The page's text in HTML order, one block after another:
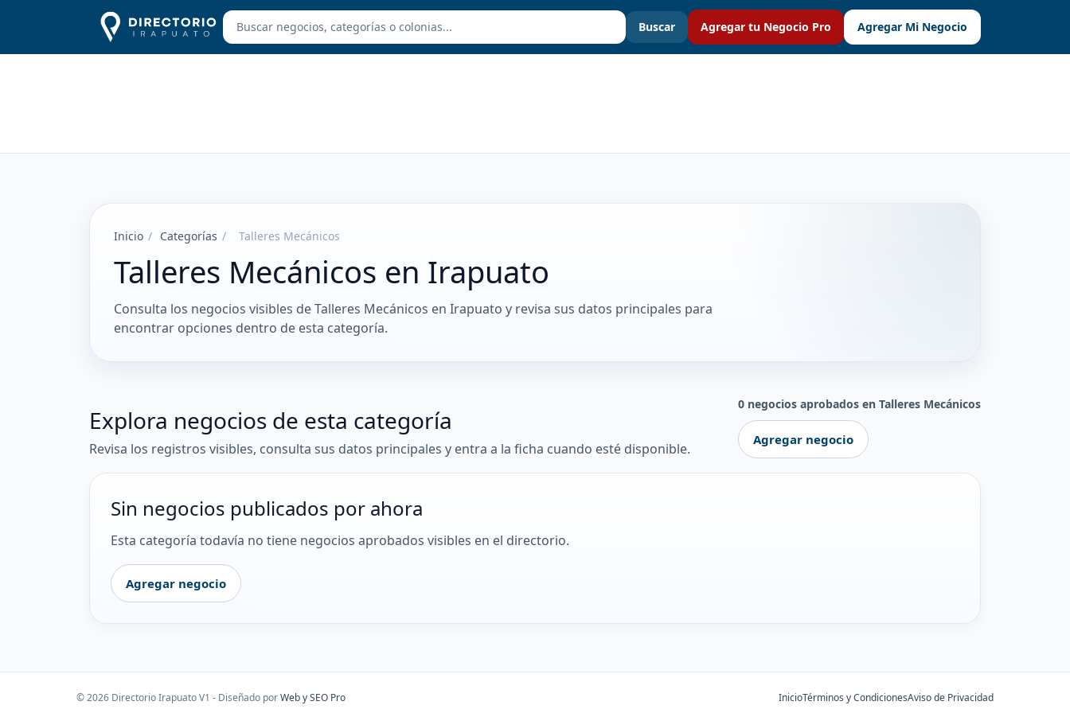
Buscar Agregar tu Negocio Pro Agregar Mi Negocio
Inicio / Categorías / Talleres Mecánicos
Talleres Mecánicos en Irapuato
Consulta los negocios visibles de Talleres Mecánicos en Irapuato y revisa sus datos principales para
encontrar opciones dentro de esta categoría.
Explora negocios de esta categoría
Revisa los registros visibles, consulta sus datos principales y entra a la ficha cuando esté disponible.
0 negocios aprobados en Talleres Mecánicos
Agregar negocio
Sin negocios publicados por ahora
Esta categoría todavía no tiene negocios aprobados visibles en el directorio.
Agregar negocio
© 2026 Directorio Irapuato V1 - Diseñado porWeb y SEO Pro InicioTérminos y CondicionesAviso de Privacidad